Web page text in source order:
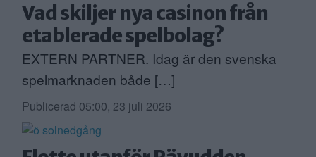
Vad skiljer nya casinon från
etablerade spelbolag?
EXTERN PARTNER. Idag är den svenska
spelmarknaden både […]
Publicerad 05:00, 23 juli 2026